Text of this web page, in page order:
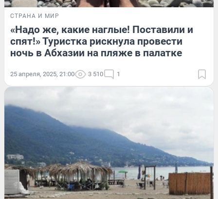
СТРАНА И МИР
«Надо же, какие наглые! Поставили и
спят!» Туристка рискнула провести
ночь в Абхазии на пляже в палатке
25 апреля, 2025, 21:00 3 510 1